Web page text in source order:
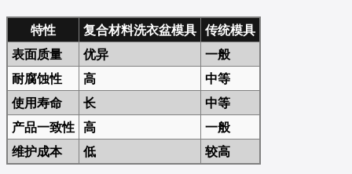
特性 复合材料洗衣盆模具 传统模具
表面质量
优异
一般
耐腐蚀性
高
中等
使用寿命
长
中等
产品一致性 高
一般
维护成本
低 较高